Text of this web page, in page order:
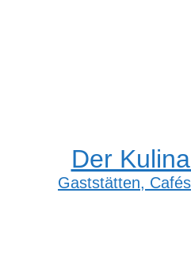
Der
Gaststätten,